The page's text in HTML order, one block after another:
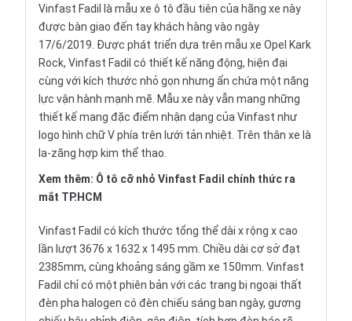
Vinfast Fadil là mẫu xe ô tô đầu tiên của hãng xe này
được bàn giao đến tay khách hàng vào ngày
17/6/2019. Được phát triển dựa trên mẫu xe Opel Kark
Rock, Vinfast Fadil có thiết kế năng động, hiện đại
cùng với kích thước nhỏ gọn nhưng ẩn chứa một năng
lực vận hành mạnh mẽ. Mẫu xe này vẫn mang những
thiết kế mang đặc điểm nhận dạng của Vinfast như
logo hình chữ V phía trên lưới tản nhiệt. Trên thân xe là
la-zăng hợp kim thể thao.
Xem thêm: Ô tô cỡ nhỏ Vinfast Fadil chính thức ra
mắt TP.HCM
Vinfast Fadil có kích thước tổng thể dài x rộng x cao
lần lượt 3676 x 1632 x 1495 mm. Chiều dài cơ sở đạt
2385mm, cùng khoảng sáng gầm xe 150mm. Vinfast
Fadil chỉ có một phiên bản với các trang bị ngoại thất
đèn pha halogen có đèn chiếu sáng ban ngày, gương